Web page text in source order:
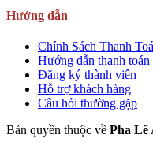
Hướng dẫn
Chính Sách Thanh
Hướng dẫn thanh toán
Đăng ký thành viên
Hỗ trợ khách hàng
Câu hỏi thường gặp
Bản quyền thuộc về Pha Lê